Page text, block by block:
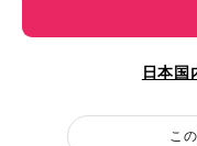
日本国
こ